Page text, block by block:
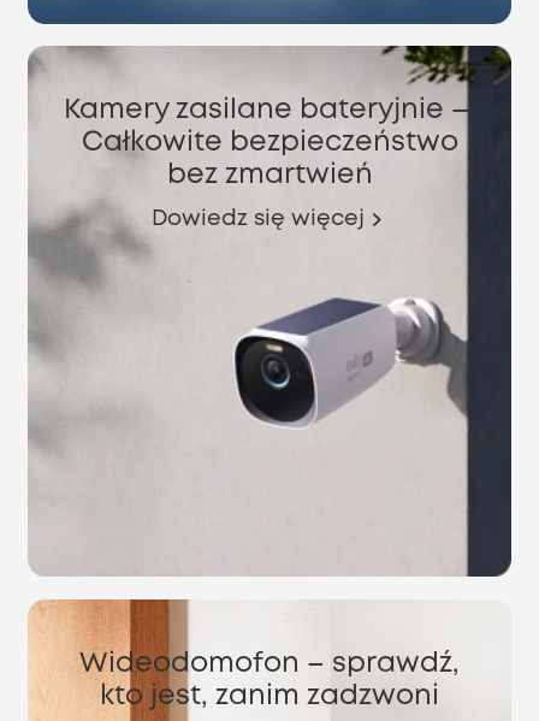
Kamery zasilane bateryjnie —
Całkowite bezpieczeństwo
bez zmartwień
Dowiedz się więcej
Wideodomofon – sprawdź,
kto jest, zanim zadzwoni